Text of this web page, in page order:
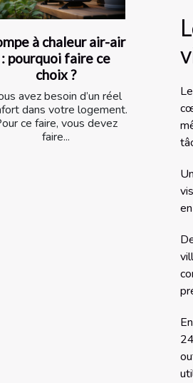
à chaleur air-air
: pourquoi faire ce
choix ?
avez besoin d’un réel
dans votre logement.
ce faire, vous devez
faire...